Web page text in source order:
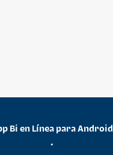
Bi en Línea para Android
•